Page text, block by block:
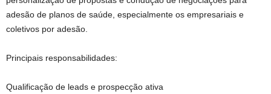
adesão de planos de saúde, especialmente os empresariais e
coletivos por adesão.
Principais responsabilidades:
Qualificação de leads e prospecção ativa